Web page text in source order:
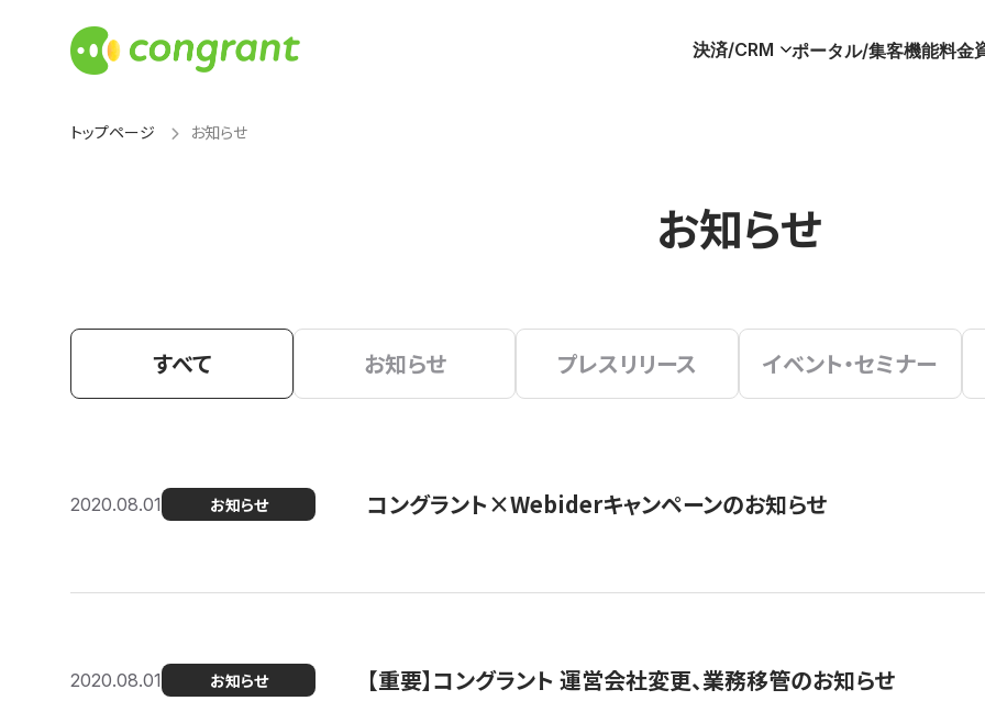
決済/CRM ポータル/集客機能料金
トップページ お知らせ
お知らせ
すべて お知らせ プレスリリース イベント・セミナー
2020.08.01 お知らせ コングラント×Webiderキャンペーンのお知らせ
2020.08.01 お知らせ 【重要】コングラント 運営会社変更、業務移管のお知らせ